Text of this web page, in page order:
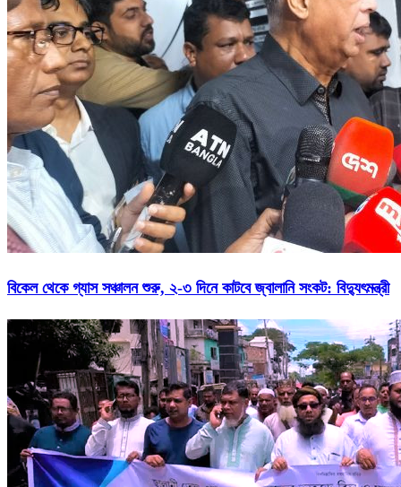
বিকেল থেকে গ্যাস সঞ্চালন শুরু, ২-৩ দিনে কাটবে জ্বালানি সংকট: বিদ্যুৎমন্ত্রী